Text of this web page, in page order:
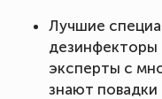
Лучшие
эксперты с
знают повадки